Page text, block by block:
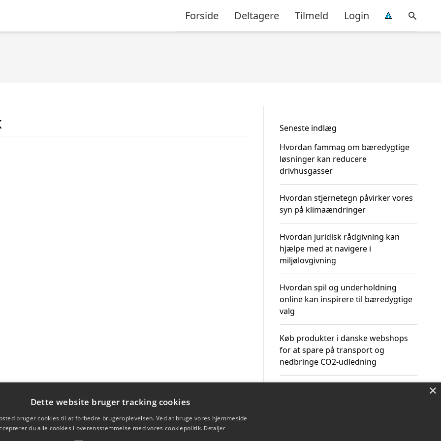
Forside Deltagere Tilmeld Login
Seneste indlæg
Hvordan fammag om bæredygtige
løsninger kan reducere
drivhusgasser
Hvordan stjernetegn påvirker vores
syn på klimaændringer
Hvordan juridisk rådgivning kan
hjælpe med at navigere i
miljølovgivning
Hvordan spil og underholdning
online kan inspirere til bæredygtige
valg
Køb produkter i danske webshops
for at spare på transport og
nedbringe CO2-udledning
×
Dette website bruger tracking cookies
bruger cookies til at forbedre brugeroplevelsen. Ved at bruge vores hjemmeside
du alle cookies i overensstemmelse med vores cookiepolitik. Detaljer